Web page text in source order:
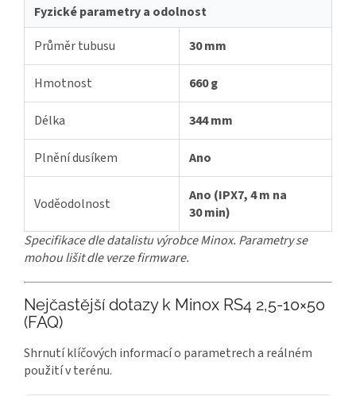
Fyzické parametry a odolnost
Průměr tubusu
30 mm
Hmotnost 660 g
Délka 344 mm
Plnění dusíkem Ano
Voděodolnost
Ano (IPX7, 4 m na
30 min)
Specifikace dle datalistu výrobce Minox. Parametry se
mohou lišit dle verze firmware.
Nejčastější dotazy k Minox RS4 2,5-10×50
(FAQ)
Shrnutí klíčových informací o parametrech a reálném
použití v terénu.